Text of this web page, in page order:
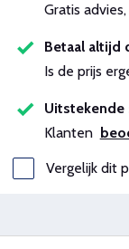
Gratis
Betaal altijd
Is de prijs
Uitstekende
Klanten
Vergelijk dit